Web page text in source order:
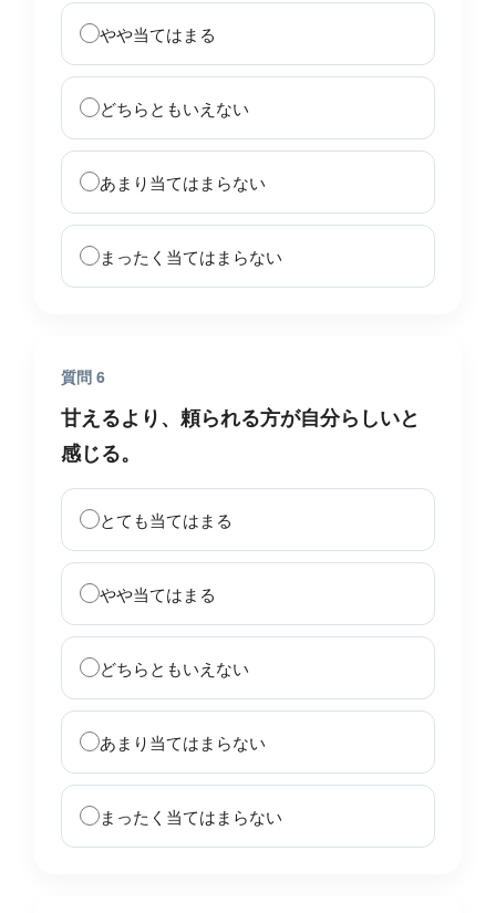
やや当てはまる
どちらともいえない
あまり当てはまらない
まったく当てはまらない
質問 6
甘えるより、頼られる方が自分らしいと
感じる。
とても当てはまる
やや当てはまる
どちらともいえない
あまり当てはまらない
まったく当てはまらない